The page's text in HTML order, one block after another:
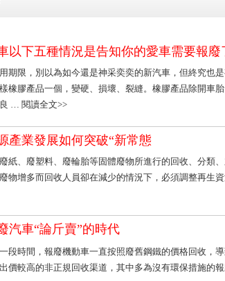
以下五種情況是告知你的愛車需要報廢
期限，別以為如今還是神采奕奕的新汽車，但終究也
橡膠產品一個，變硬、損壞、裂縫。橡膠產品除開車
… 閱讀全文>>
產業發展如何突破“新常態
紙、廢塑料、廢輪胎等固體廢物所進行的回收、分類
物增多而回收人員卻在減少的情況下，必須調整再生
汽車“論斤賣”的時代
段時間，報廢機動車一直按照廢舊鋼鐵的價格回收，
價較高的非正規回收渠道，其中多為沒有環保措施的報